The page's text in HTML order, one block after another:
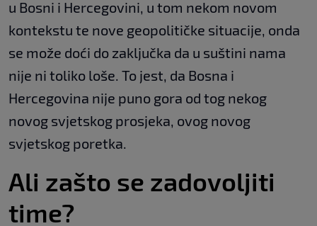
u Bosni i Hercegovini, u tom nekom novom
kontekstu te nove geopolitičke situacije, onda
se može doći do zaključka da u suštini nama
nije ni toliko loše. To jest, da Bosna i
Hercegovina nije puno gora od tog nekog
novog svjetskog prosjeka, ovog novog
svjetskog poretka.
Ali zašto se zadovoljiti
time?